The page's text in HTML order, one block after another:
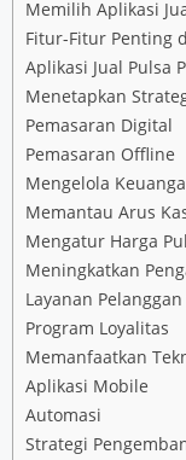
Memilih Aplikasi
Fitur-Fitur Penting
Aplikasi Jual Pulsa
Menetapkan
Pemasaran Digital
Pemasaran Offline
Mengelola
Memantau Arus
Mengatur Harga
Meningkatkan
Layanan
Program Loyalitas
Memanfaatkan
Aplikasi Mobile
Automasi
Strategi